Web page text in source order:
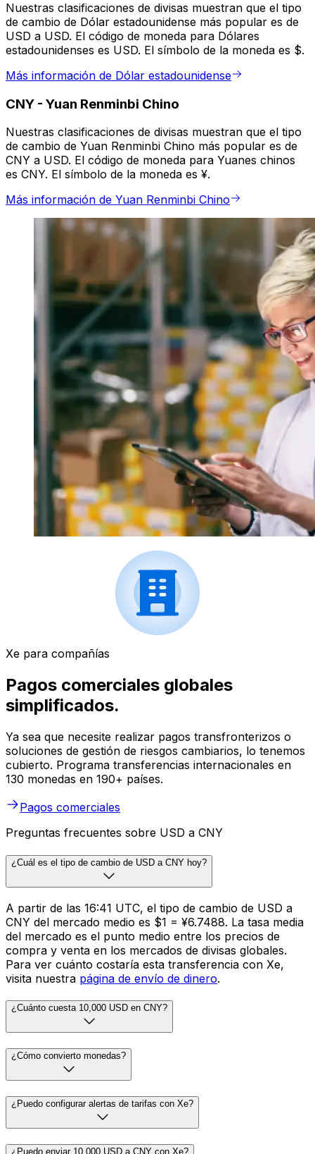
Nuestras clasificaciones de divisas muestran que el tipo
de cambio de Dólar estadounidense más popular es de
USD a USD. El código de moneda para Dólares
estadounidenses es USD. El símbolo de la moneda es $.
Más información de Dólar estadounidense
CNY - Yuan Renminbi Chino
Nuestras clasificaciones de divisas muestran que el tipo
de cambio de Yuan Renminbi Chino más popular es de
CNY a USD. El código de moneda para Yuanes chinos
es CNY. El símbolo de la moneda es ¥.
Más información de Yuan Renminbi Chino
Xe para compañías
Pagos comerciales globales
simplificados.
Ya sea que necesite realizar pagos transfronterizos o
soluciones de gestión de riesgos cambiarios, lo tenemos
cubierto. Programa transferencias internacionales en
130 monedas en 190+ países.
Pagos comerciales
Preguntas frecuentes sobre USD a CNY
¿Cuál es el tipo de cambio de USD a CNY hoy?
A partir de las 16:41 UTC, el tipo de cambio de USD a
CNY del mercado medio es $1 = ¥6.7488. La tasa media
del mercado es el punto medio entre los precios de
compra y venta en los mercados de divisas globales.
Para ver cuánto costaría esta transferencia con Xe,
visita nuestra página de envío de dinero.
¿Cuánto cuesta 10,000 USD en CNY?
¿Cómo convierto monedas?
¿Puedo configurar alertas de tarifas con Xe?
¿Puedo enviar 10,000 USD a CNY con Xe?